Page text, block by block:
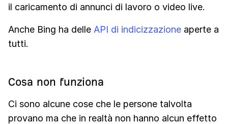
il caricamento di annunci di lavoro o video live.
Anche Bing ha delle API di indicizzazione aperte a
tutti.
Cosa non funziona
Ci sono alcune cose che le persone talvolta
provano ma che in realtà non hanno alcun effetto